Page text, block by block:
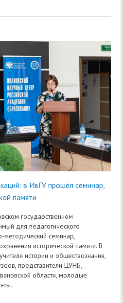
в ИвГУ прошёл семинар,
памяти
государственном
для педагогического
методический семинар,
исторической памяти. В
истории и обществознания,
представители ЦУНБ,
области, молодые